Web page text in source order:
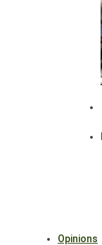
Opinions